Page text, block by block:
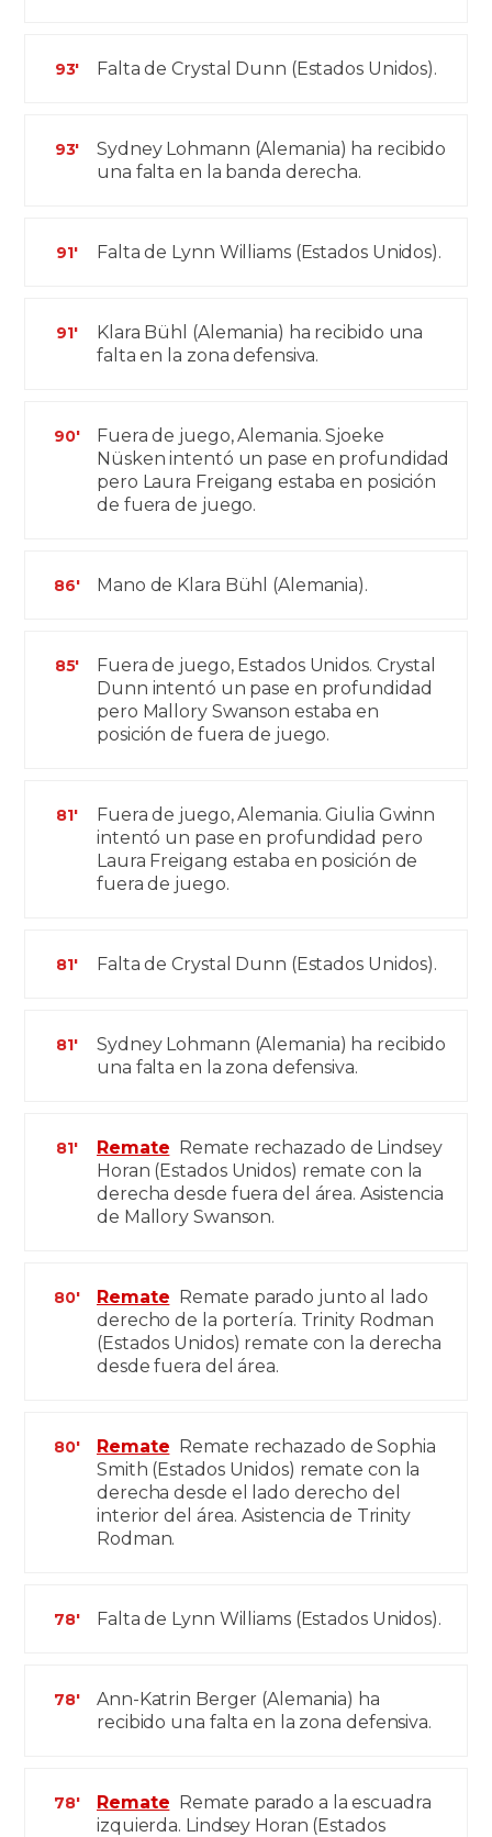
93' Falta de Crystal Dunn (Estados Unidos).
93'
Sydney Lohmann (Alemania) ha recibido
una falta en la banda derecha.
91' Falta de Lynn Williams (Estados Unidos).
91'
Klara Bühl (Alemania) ha recibido una
falta en la zona defensiva.
90'
Fuera de juego, Alemania. Sjoeke
Nüsken intentó un pase en profundidad
pero Laura Freigang estaba en posición
de fuera de juego.
86' Mano de Klara Bühl (Alemania).
85'
Fuera de juego, Estados Unidos. Crystal
Dunn intentó un pase en profundidad
pero Mallory Swanson estaba en
posición de fuera de juego.
81'
Fuera de juego, Alemania. Giulia Gwinn
intentó un pase en profundidad pero
Laura Freigang estaba en posición de
fuera de juego.
81' Falta de Crystal Dunn (Estados Unidos).
81'
Sydney Lohmann (Alemania) ha recibido
una falta en la zona defensiva.
81' Remate Remate rechazado de Lindsey
Horan (Estados Unidos) remate con la
derecha desde fuera del área. Asistencia
de Mallory Swanson.
80' Remate Remate parado junto al lado
derecho de la portería. Trinity Rodman
(Estados Unidos) remate con la derecha
desde fuera del área.
80' Remate Remate rechazado de Sophia
Smith (Estados Unidos) remate con la
derecha desde el lado derecho del
interior del área. Asistencia de Trinity
Rodman.
78' Falta de Lynn Williams (Estados Unidos).
78'
Ann-Katrin Berger (Alemania) ha
recibido una falta en la zona defensiva.
78' Remate Remate parado a la escuadra
izquierda. Lindsey Horan (Estados